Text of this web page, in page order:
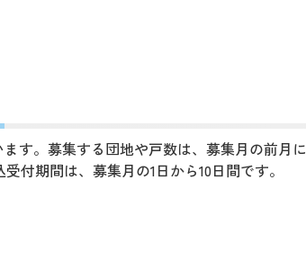
す。募集する団地や戸数は、募集月の前月に
付期間は、募集月の1日から10日間です。